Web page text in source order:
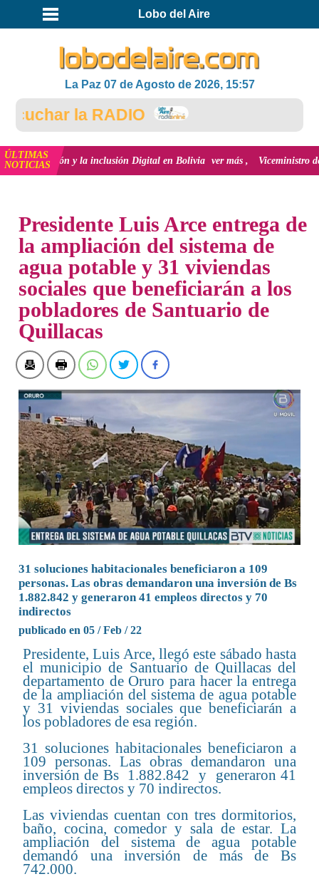
Lobo del Aire
La Paz 07 de Agosto de 2026, 15:57
la RADIO
ÚLTIMAS
NOTICIASy la inclusión Digital en Bolivia ver más Viceministro de Medio
Presidente Luis Arce entrega de
la ampliación del sistema de
agua potable y 31 viviendas
sociales que beneficiarán a los
pobladores de Santuario de
Quillacas
31 soluciones habitacionales beneficiaron a 109
personas. Las obras demandaron una inversión de Bs
1.882.842 y generaron 41 empleos directos y 70
indirectos
publicado en 05 / Feb / 22
Presidente, Luis Arce, llegó este sábado hasta
el municipio de Santuario de Quillacas del
departamento de Oruro para hacer la entrega
de la ampliación del sistema de agua potable
y 31 viviendas sociales que beneficiarán a
los pobladores de esa región.
31 soluciones habitacionales beneficiaron a
109 personas. Las obras demandaron una
inversión de Bs 1.882.842 y generaron 41
empleos directos y 70 indirectos.
Las viviendas cuentan con tres dormitorios,
baño, cocina, comedor y sala de estar. La
ampliación del sistema de agua potable
demandó una inversión de más de Bs
742.000.